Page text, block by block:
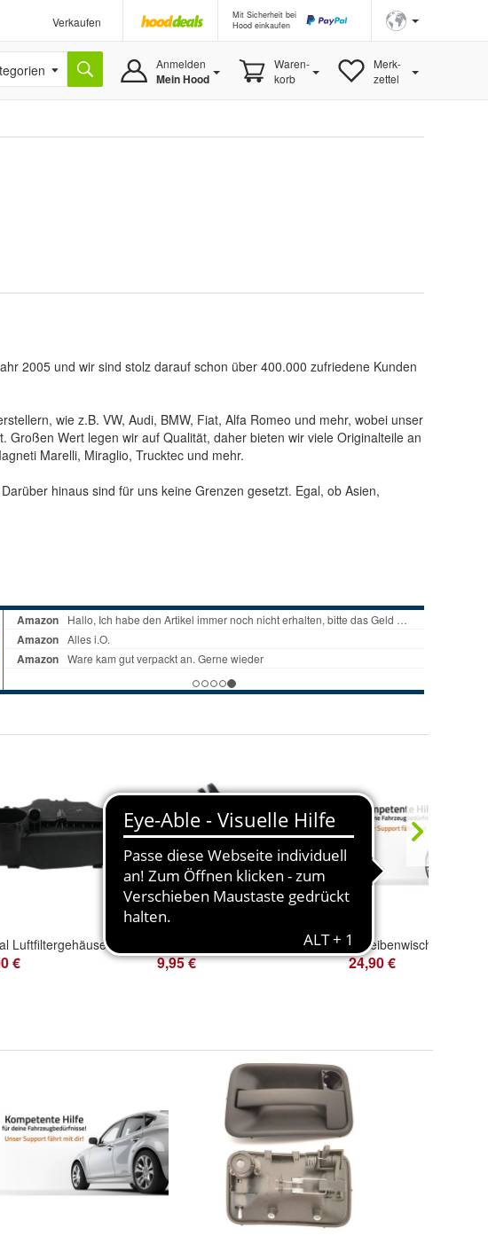
Verkaufen
Mit Sicherheit bei
Hood einkaufen
Anmelden
Mein Hood
Waren-
korb
Merk-
zettel
2005 und wir sind stolz darauf schon über 400.000 zufriedene Kunden
wie z.B. VW, Audi, BMW, Fiat, Alfa Romeo und mehr, wobei unser
Wert legen wir auf Qualität, daher bieten wir viele Originalteile an
Marelli, Miraglio, Trucktec und mehr.
hinaus sind für uns keine Grenzen gesetzt. Egal, ob Asien,
€
Mercedes-Benz W126 S Motorhaubenentriegelung Haubengriff Griff Haube Motorhaube
9,95 € 24,90 €